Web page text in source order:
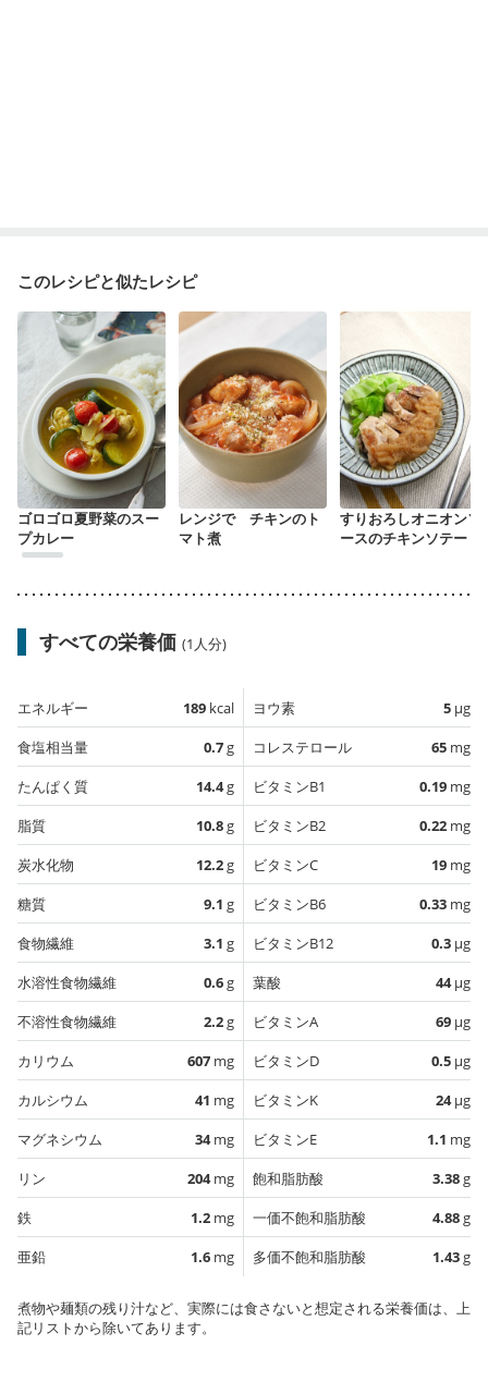
このレシピと似たレシピ
ゴロゴロ夏野菜のスー
プカレー
レンジで チキンのト
マト煮
すりおろしオニオンソ
ースのチキンソテー
すべての栄養価 (1人分)
エネルギー 189 kcal
食塩相当量
0.7g
たんぱく質
14.4g
脂質
10.8g
炭水化物
12.2g
糖質
9.1 g
食物繊維
3.1 g
水溶性食物繊維
0.6g
不溶性食物繊維
2.2g
カリウム
607 mg
カルシウム
41 mg
マグネシウム
34mg
リン
204mg
鉄
1.2 mg
亜鉛
1.6 mg
ヨウ素 5 µg
コレステロール
65 mg
ビタミンB1
0.19 mg
ビタミンB2
0.22 mg
ビタミンC
19 mg
ビタミンB6
0.33 mg
ビタミンB12
0.3 µg
葉酸
44µg
ビタミンA
69 µg
ビタミンD
0.5 µg
ビタミンK
24µg
ビタミンE
1.1 mg
飽和脂肪酸
3.38g
一価不飽和脂肪酸
4.88g
多価不飽和脂肪酸
1.43g
煮物や麺類の残り汁など、実際には食さないと想定される栄養価は、上
記リストから除いてあります。